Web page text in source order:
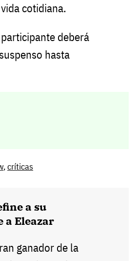
cotidiana.
deberá
hasta
,críticas
a su
a Eleazar
ganador de la